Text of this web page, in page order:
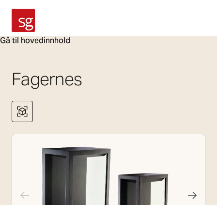
Gå til hovedinnhold
SG Armaturen
Fagernes